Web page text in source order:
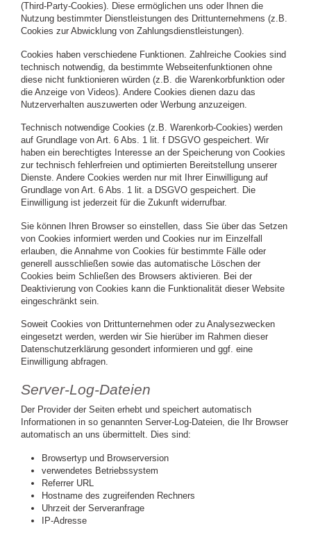
(Third-Party-Cookies). Diese ermöglichen uns oder Ihnen die
Nutzung bestimmter Dienstleistungen des Drittunternehmens (z.B.
Cookies zur Abwicklung von Zahlungsdienstleistungen).
Cookies haben verschiedene Funktionen. Zahlreiche Cookies sind
technisch notwendig, da bestimmte Webseitenfunktionen ohne
diese nicht funktionieren würden (z.B. die Warenkorbfunktion oder
die Anzeige von Videos). Andere Cookies dienen dazu das
Nutzerverhalten auszuwerten oder Werbung anzuzeigen.
Technisch notwendige Cookies (z.B. Warenkorb-Cookies) werden
auf Grundlage von Art. 6 Abs. 1 lit. f DSGVO gespeichert. Wir
haben ein berechtigtes Interesse an der Speicherung von Cookies
zur technisch fehlerfreien und optimierten Bereitstellung unserer
Dienste. Andere Cookies werden nur mit Ihrer Einwilligung auf
Grundlage von Art. 6 Abs. 1 lit. a DSGVO gespeichert. Die
Einwilligung ist jederzeit für die Zukunft widerrufbar.
Sie können Ihren Browser so einstellen, dass Sie über das Setzen
von Cookies informiert werden und Cookies nur im Einzelfall
erlauben, die Annahme von Cookies für bestimmte Fälle oder
generell ausschließen sowie das automatische Löschen der
Cookies beim Schließen des Browsers aktivieren. Bei der
Deaktivierung von Cookies kann die Funktionalität dieser Website
eingeschränkt sein.
Soweit Cookies von Drittunternehmen oder zu Analysezwecken
eingesetzt werden, werden wir Sie hierüber im Rahmen dieser
Datenschutzerklärung gesondert informieren und ggf. eine
Einwilligung abfragen.
Server-Log-Dateien
Der Provider der Seiten erhebt und speichert automatisch
Informationen in so genannten Server-Log-Dateien, die Ihr Browser
automatisch an uns übermittelt. Dies sind:
Browsertyp und Browserversion
verwendetes Betriebssystem
Referrer URL
Hostname des zugreifenden Rechners
Uhrzeit der Serveranfrage
IP-Adresse